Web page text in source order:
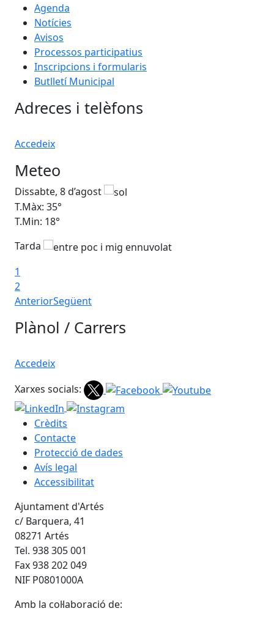
Agenda
Notícies
Avisos
Processos participatius
Inscripcions i formularis
Butlletí Municipal
Adreces i telèfons
Accedeix
Meteo
Dissabte, 8 d’agost
T.Màx: 35°
T.Min: 18°
Tarda
1
2
AnteriorSegüent
Plànol / Carrers
Accedeix
Xarxes socials:
Crèdits
Contacte
Protecció de dades
Avís legal
Accessibilitat
Ajuntament d'Artés
c/ Barquera, 41
08271 Artés
Tel. 938 305 001
Fax 938 202 049
NIF P0801000A
Amb la col·laboració de: